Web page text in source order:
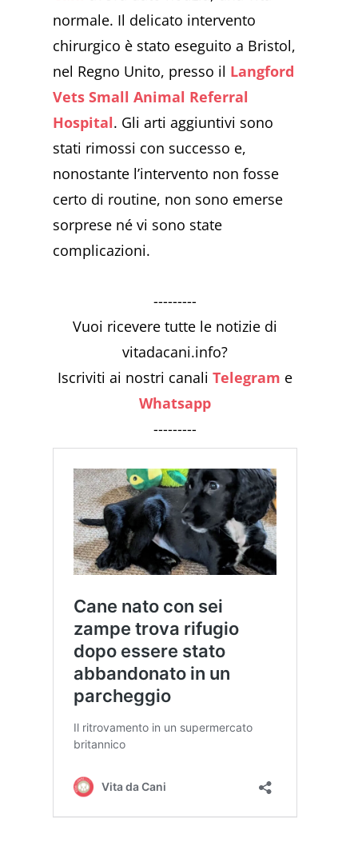
normale. Il delicato intervento
chirurgico è stato eseguito a Bristol,
nel Regno Unito, presso il Langford
Vets Small Animal Referral
Hospital. Gli arti aggiuntivi sono
stati rimossi con successo e,
nonostante l’intervento non fosse
certo di routine, non sono emerse
sorprese né vi sono state
complicazioni.
---------
Vuoi ricevere tutte le notizie di
vitadacani.info?
Iscriviti ai nostri canaliTelegram e
Whatsapp
---------